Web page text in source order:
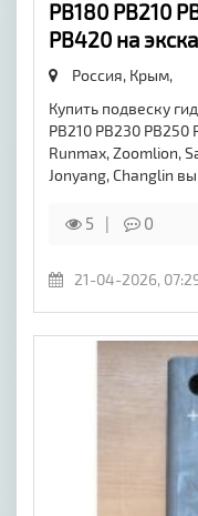
PB180 PB210
PB420 на
Россия, Крым,
Купить подвеску
PB210 PB230
Runmax, Zoomlion,
Jonyang, Changlin
5 0
21-04-2026,